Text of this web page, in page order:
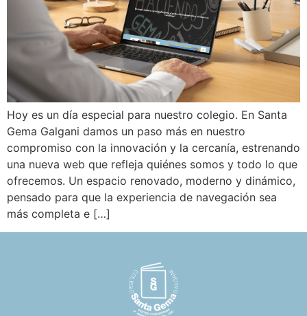
Hoy es un día especial para nuestro colegio. En Santa
Gema Galgani damos un paso más en nuestro
compromiso con la innovación y la cercanía, estrenando
una nueva web que refleja quiénes somos y todo lo que
ofrecemos. Un espacio renovado, moderno y dinámico,
pensado para que la experiencia de navegación sea
más completa e […]